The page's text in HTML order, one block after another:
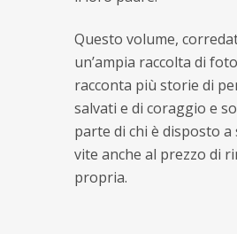
Questo volume,
un’ampia raccolta di
racconta più storie di
salvati e di coraggio e
parte di chi è disposto a
vite anche al prezzo di
propria.